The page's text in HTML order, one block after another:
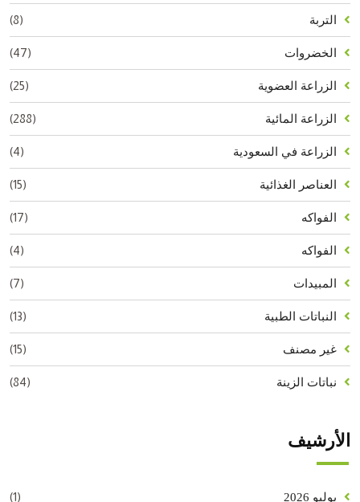
التربة (8)
الخضروات (47)
الزراعة العضوية (25)
الزراعة المائية (288)
الزراعة في السعودية (4)
العناصر الغذائية (15)
الفواكه (17)
الفواكه (4)
المبيدات (7)
النباتات الطبية (13)
غير مصنف (15)
نباتات الزينة (84)
الأرشيف
يوليو 2026 (1)